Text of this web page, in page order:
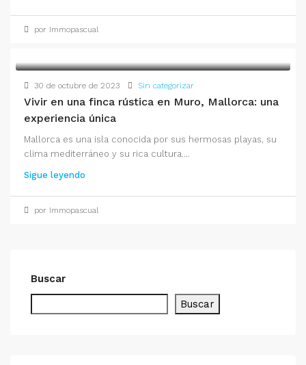
por Immopascual
30 de octubre de 2023 Sin categorizar
Vivir en una finca rústica en Muro, Mallorca: una
experiencia única
Mallorca es una isla conocida por sus hermosas playas, su
clima mediterráneo y su rica cultura....
Sigue leyendo
por Immopascual
Buscar
Buscar